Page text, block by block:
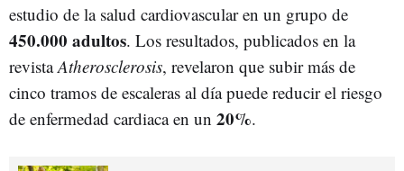
estudio de la salud cardiovascular en un grupo de
450.000 adultos. Los resultados, publicados en la
revistaAtherosclerosis, revelaron que subir más de
cinco tramos de escaleras al día puede reducir el riesgo
de enfermedad cardiaca en un 20%.